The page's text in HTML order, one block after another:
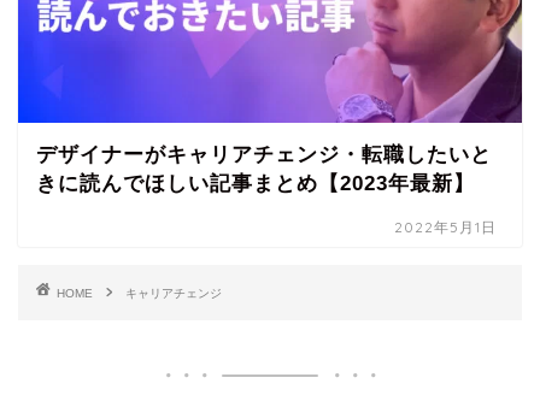
デザイナーがキャリアチェンジ・転職したいと
きに読んでほしい記事まとめ【2023年最新】
2022年5月1日
HOME キャリアチェンジ